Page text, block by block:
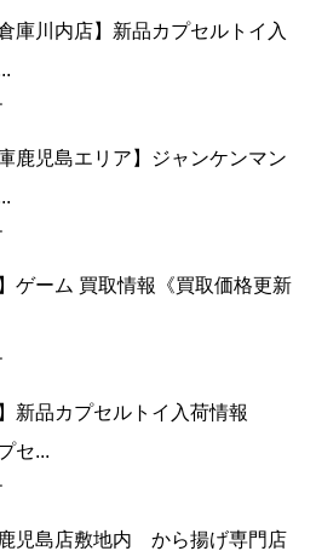
庫川内店】新品カプセルトイ入
鹿児島エリア】ジャンケンマン
ゲーム 買取情報《買取価格更新
新品カプセルトイ入荷情報
セ...
児島店敷地内 から揚げ専門店